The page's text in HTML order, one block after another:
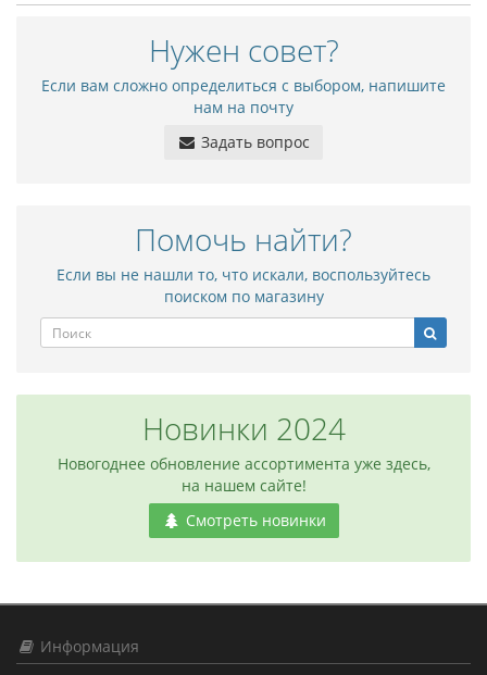
Нужен совет?
Если вам сложно определиться с выбором, напишите
нам на почту
Задать вопрос
Помочь найти?
Если вы не нашли то, что искали, воспользуйтесь
поиском по магазину
Новинки 2024
Новогоднее обновление ассортимента уже здесь,
на нашем сайте!
Смотреть новинки
Информация